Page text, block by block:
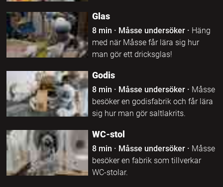
Glas
8 min · Måsse undersöker· Häng
med när Måsse får lära sig hur
man gör ett dricksglas!
Godis
8 min · Måsse undersöker· Måsse
besöker en godisfabrik och får lära
sig hur man gör saltlakrits.
WC-stol
8 min · Måsse undersöker· Måsse
besöker en fabrik som tillverkar
WC-stolar.